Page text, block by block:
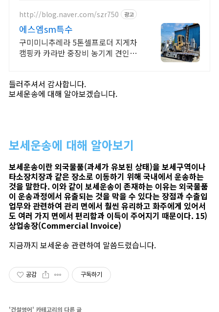
http://blog.naver.com/szr750 광고
에스엠sm특수
구미미니추레라 5톤셀프로더 지게차
캠핑카 카라반 중장비 농기계 견인운
들러주셔서 감사합니다.
보세운송에 대해 알아보겠습니다.
보세운송에 대해 알아보기
보세운송이란 외국물품(과세가 유보된 상태)을 보세구역이나
타소장치장과 같은 장소로 이동하기 위해 국내에서 운송하는
것을 말한다. 이와 같이 보세운송이 존재하는 이유는 외국물품
이 운송과정에서 유출되는 것을 막을 수 있다는 장점과 수출입
업무와 관련하여 관리 면에서 훨씬 유리하고 화주에게 있어서
도 여러 가지 면에서 편리함과 이득이 주어지기 때문이다. 15)
상업송장(Commercial Invoice)
지금까지 보세운송 관련하여 말씀드렸습니다.
공감 구독하기
'건설영어' 카테고리의 다른 글